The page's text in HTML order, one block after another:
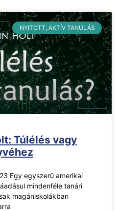
NYITOTT, AKTÍV TANULÁS
Túlélés vagy
Egy egyszerű amerikai
mindenféle tanári
magániskolákban